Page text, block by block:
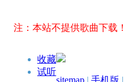
注：本站不提供歌曲下载！
收藏
试听
sitemap | 手机版 |